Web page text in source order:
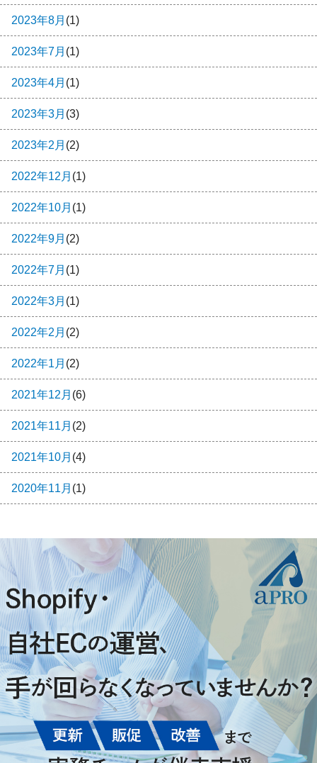
2023年8月 (1)
2023年7月 (1)
2023年4月 (1)
2023年3月 (3)
2023年2月 (2)
2022年12月 (1)
2022年10月 (1)
2022年9月 (2)
2022年7月 (1)
2022年3月 (1)
2022年2月 (2)
2022年1月 (2)
2021年12月 (6)
2021年11月 (2)
2021年10月 (4)
2020年11月 (1)